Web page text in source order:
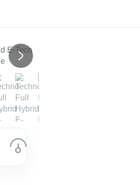
Next
Leistung (PS)
200 PS (147 kW)